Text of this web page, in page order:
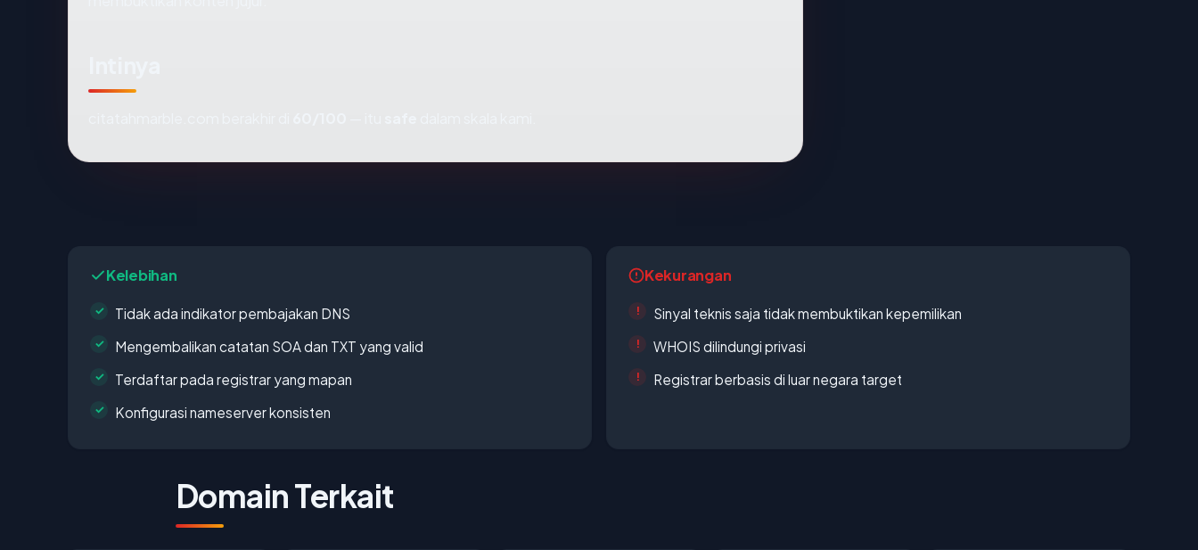
Kelebihan
Tidak ada indikator pembajakan DNS
Mengembalikan catatan SOA dan TXT yang valid
Terdaftar pada registrar yang mapan
Konfigurasi nameserver konsisten
Kekurangan
Sinyal teknis saja tidak membuktikan kepemilikan
WHOIS dilindungi privasi
Registrar berbasis di luar negara target
Domain Terkait